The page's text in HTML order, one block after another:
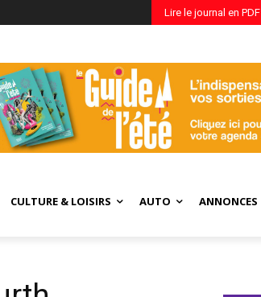
Lire le journal en PDF
CULTURE & LOISIRS AUTO ANNONCES